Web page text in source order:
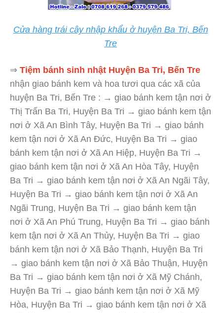
Cửa hàng trái cây nhập khẩu ở huyện Ba Tri, Bến
Tre
⇒ Tiệm bánh sinh nhật Huyện Ba Tri, Bến Tre
nhận giao bánh kem và hoa tươi qua các xã của
huyện Ba Tri, Bến Tre : → giao bánh kem tận nơi ở
Thị Trấn Ba Tri, Huyện Ba Tri → giao bánh kem tận
nơi ở Xã An Bình Tây, Huyện Ba Tri → giao bánh
kem tận nơi ở Xã An Đức, Huyện Ba Tri → giao
bánh kem tận nơi ở Xã An Hiệp, Huyện Ba Tri →
giao bánh kem tận nơi ở Xã An Hòa Tây, Huyện
Ba Tri → giao bánh kem tận nơi ở Xã An Ngãi Tây,
Huyện Ba Tri → giao bánh kem tận nơi ở Xã An
Ngãi Trung, Huyện Ba Tri → giao bánh kem tận
nơi ở Xã An Phú Trung, Huyện Ba Tri → giao bánh
kem tận nơi ở Xã An Thủy, Huyện Ba Tri → giao
bánh kem tận nơi ở Xã Bảo Thạnh, Huyện Ba Tri
→ giao bánh kem tận nơi ở Xã Bảo Thuận, Huyện
Ba Tri → giao bánh kem tận nơi ở Xã Mỹ Chánh,
Huyện Ba Tri → giao bánh kem tận nơi ở Xã Mỹ
Hòa, Huyện Ba Tri → giao bánh kem tận nơi ở Xã